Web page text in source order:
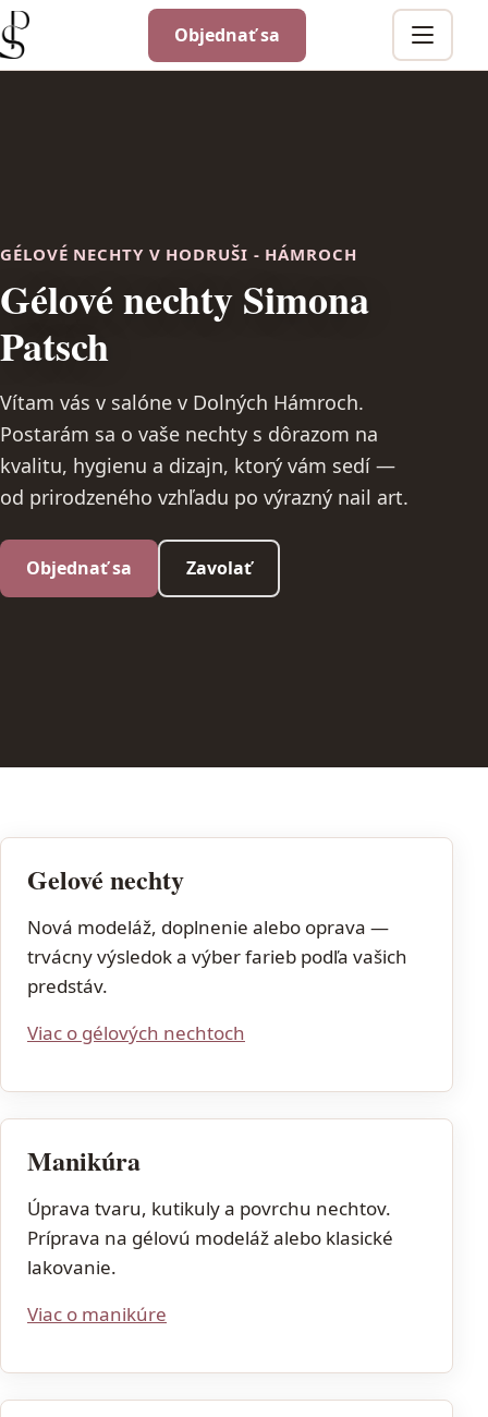
Objednať sa
Menu
GÉLOVÉ NECHTY V HODRUŠI - HÁMROCH
Gélové nechty Simona
Patsch
Vítam vás v salóne v Dolných Hámroch.
Postarám sa o vaše nechty s dôrazom na
kvalitu, hygienu a dizajn, ktorý vám sedí —
od prirodzeného vzhľadu po výrazný nail art.
Objednať sa Zavolať
Gelové nechty
Nová modeláž, doplnenie alebo oprava —
trvácny výsledok a výber farieb podľa vašich
predstáv.
Viac o gélových nechtoch
Manikúra
Úprava tvaru, kutikuly a povrchu nechtov.
Príprava na gélovú modeláž alebo klasické
lakovanie.
Viac o manikúre